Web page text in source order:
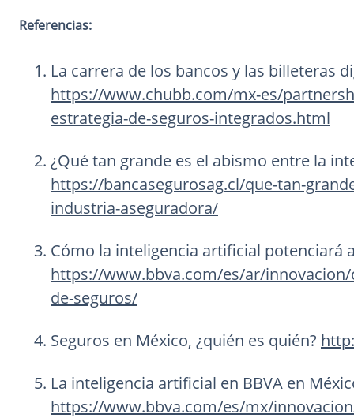
Referencias:
La carrera de los bancos y las billeteras
https://www.chubb.com/mx-es/
estrategia-de-seguros-integrados.html
¿Qué tan grande es el abismo entre la
https://bancasegurosag.cl/que-tan-
industria-aseguradora/
Cómo la inteligencia artificial potenciará
https://www.bbva.com/es/ar/
de-seguros/
Seguros en México, ¿quién es quién?
La inteligencia artificial en BBVA en
https://www.bbva.com/es/mx/